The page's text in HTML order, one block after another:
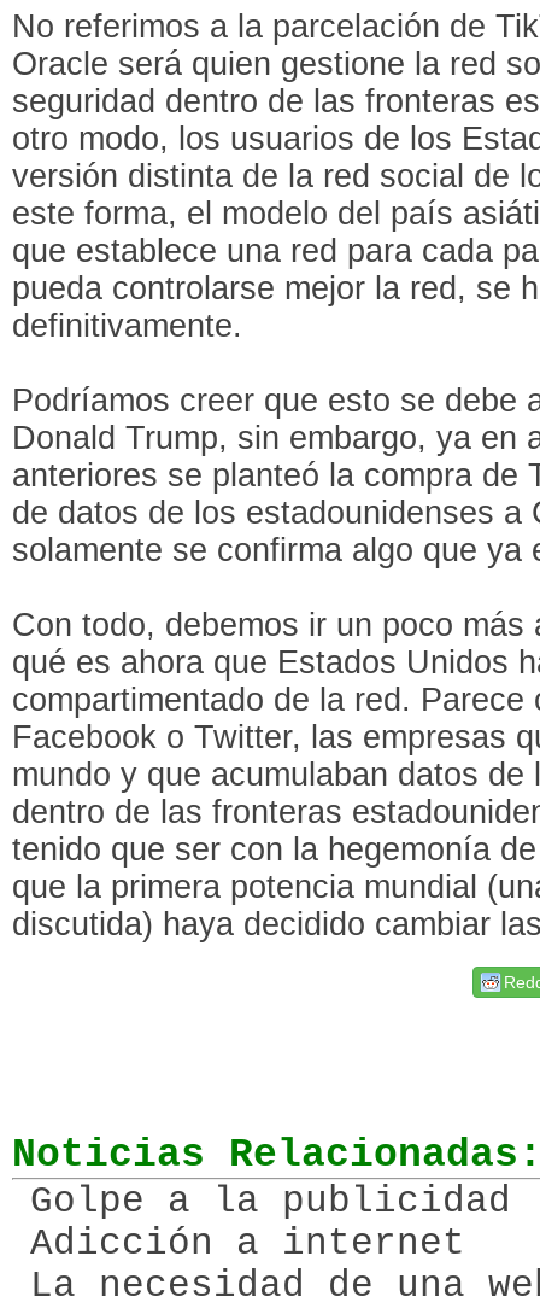
No referimos a la parcelación de
Oracle será quien gestione la red
seguridad dentro de las fronteras
otro modo, los usuarios de los
versión distinta de la red social de
este forma, el modelo del país
que establece una red para cada
pueda controlarse mejor la red, se
definitivamente.
Podríamos creer que esto se debe
Donald Trump, sin embargo, ya en
anteriores se planteó la compra de
de datos de los estadounidenses a
solamente se confirma algo que ya
Con todo, debemos ir un poco más
qué es ahora que Estados Unidos
compartimentado de la red.
Facebook o Twitter, las empresas
mundo y que acumulaban datos
dentro de las fronteras
tenido que ser con la hegemonía
que la primera potencia mundial
discutida) haya decidido cambiar
Noticias
Golpe a la publicidad
Adicción a internet
La necesidad de una